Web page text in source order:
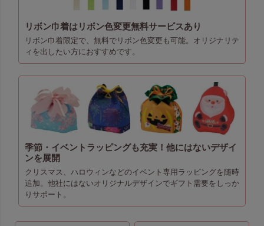
リボン巾着はリボン色変更無料サービスあり
リボン巾着限定で、無料でリボン色変更も可能。オリジナリテ
ィを出したい方におすすめです。
季節・イベントラッピングも充実！他にはないデザイ
ンを展開
クリスマス、ハロウィンなどのイベント専用ラッピングを随時
追加。他社にはないオリジナルデザインでギフト需要をしっか
りサポート。